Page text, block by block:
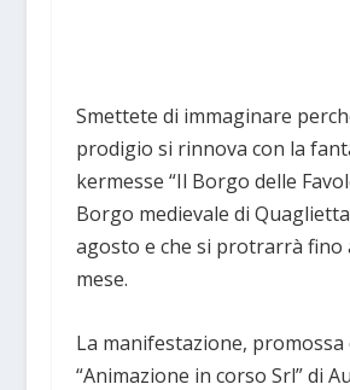
Smettete di immaginare
prodigio si rinnova con la
kermesse “Il Borgo delle
Borgo medievale di
agosto e che si protrarrà fino
mese.
La manifestazione, promossa
“Animazione in corso Srl” di